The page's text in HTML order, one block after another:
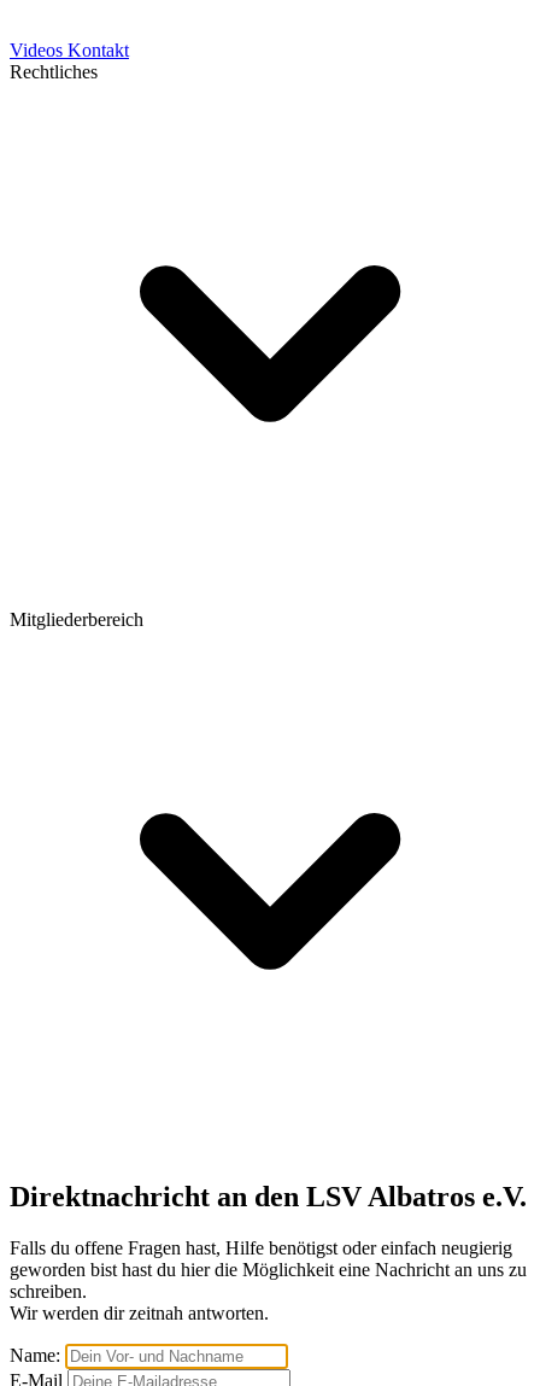
Videos Kontakt
Rechtliches
Mitgliederbereich
Direktnachricht an den LSV Albatros e.V.
Falls du offene Fragen hast, Hilfe benötigst oder einfach neugierig
geworden bist hast du hier die Möglichkeit eine Nachricht an uns zu
schreiben.
Wir werden dir zeitnah antworten.
Name:
E-Mail